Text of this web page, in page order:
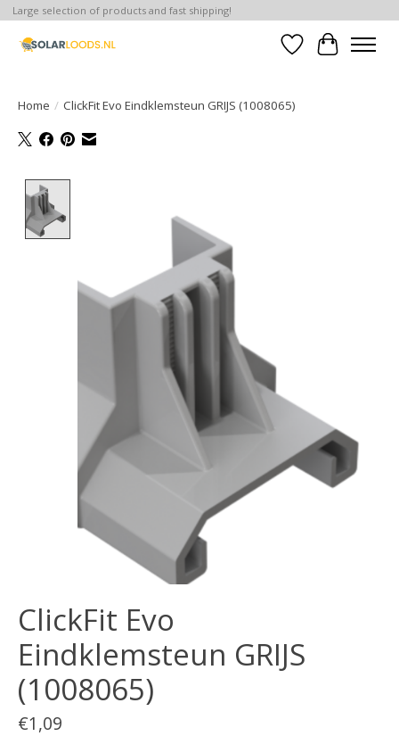
Large selection of products and fast shipping!
Verlanglijst
Home / ClickFit Evo Eindklemsteun GRIJS (1008065)
ClickFit Evo
Eindklemsteun GRIJS
(1008065)
€1,09